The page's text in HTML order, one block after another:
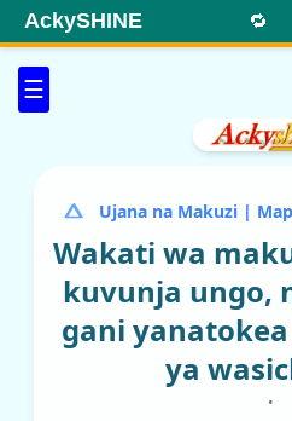
☰
AckySHINE 🔁
Ujana na Makuzi |
Wakati wa
kuvunja ungo,
gani
ya
•